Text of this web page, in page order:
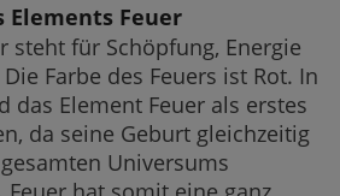
Elements Feuer
steht für Schöpfung, Energie
Farbe des Feuers ist Rot. In
das Element Feuer als erstes
da seine Geburt gleichzeitig
Universums